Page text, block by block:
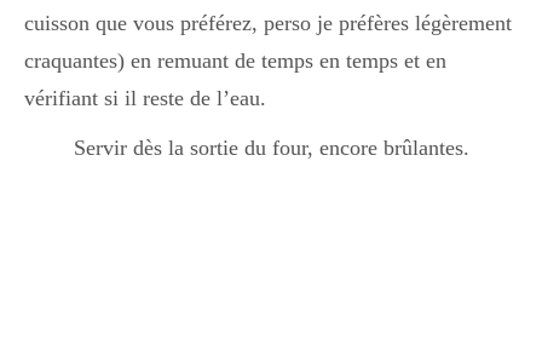
cuisson que vous préférez, perso je préfères légèrement
craquantes) en remuant de temps en temps et en
vérifiant si il reste de l’eau.
Servir dès la sortie du four, encore brûlantes.